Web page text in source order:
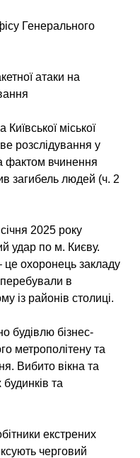
Генерального
атаки на
міської
розслідування у
фактом вчинення
загибель людей (ч. 2
2025 року
удар по м. Києву.
це охоронець закладу
в
із районів столиці.
будівлю бізнес-
метрополітену та
Вибито вікна та
та
екстрених
черговий